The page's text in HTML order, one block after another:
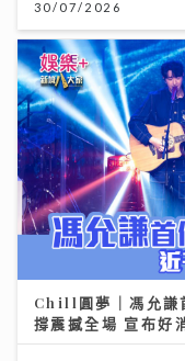
30/07/2026
Chill圓夢｜馮允謙
撐震撼全場 宣布好